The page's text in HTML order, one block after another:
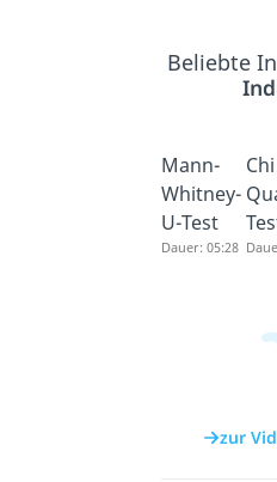
Beliebte
Mann-
Whitney-
U-Test
Dauer: 05:28
Chi
zur